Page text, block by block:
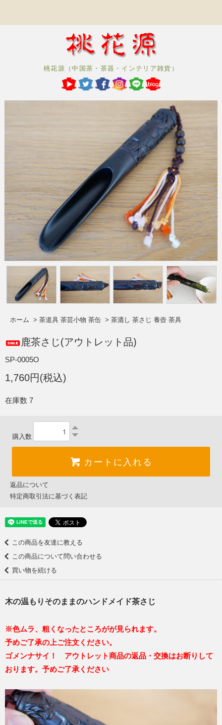
桃花源（中国茶・茶器・インテリア雑貨）
ホーム > 茶道具 茶芸小物 茶缶 > 茶漉し 茶さじ 養壺 茶具
鹿茶さじ(アウトレット品)
SP-0005O
1,760円(税込)
在庫数 7
購入数
カートに入れる
返品について
特定商取引法に基づく表記
この商品を友達に教える
この商品について問い合わせる
買い物を続ける
木の温もりそのままのハンドメイド茶さじ
※色ムラ、粗くなったところがが見られます。
予めご了承の上ご注文ください。
ゴメンナサイ！ アウトレット商品の返品・交換はお断りして
おります。予めご了承ください